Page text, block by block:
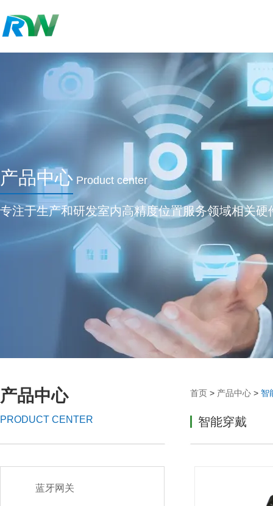
产品中心 Product center
专注于生产和研发室内高精度位置服务领域相关硬
产品中心
PRODUCT CENTER
首页 > 产品中心 > 智
智能穿戴
蓝牙网关